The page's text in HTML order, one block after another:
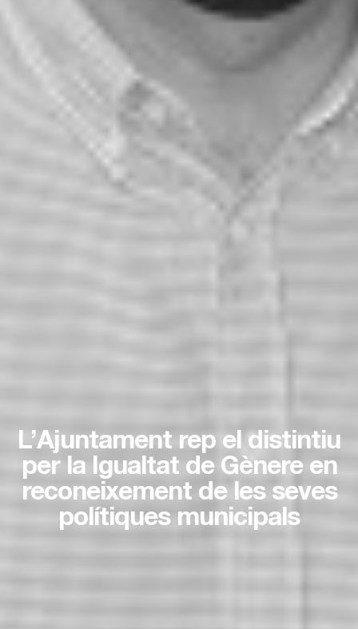
L’Ajuntament rep el distintiu
per la Igualtat de Gènere en
reconeixement de les seves
polítiques municipals